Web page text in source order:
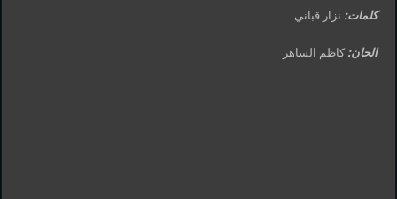
كلمات: نزار قباني
الحان: كاظم الساهر